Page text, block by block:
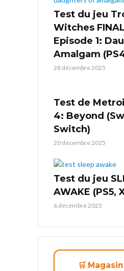
Test du jeu
Witches
Episode 1:
Amalgam
28 décembre 2025
Test de
4: Beyond
Switch)
20 décembre 2025
Test du jeu
AWAKE (PS5,
6 décembre 2025
🛒